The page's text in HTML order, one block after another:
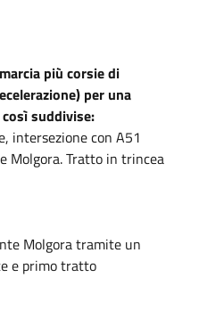
più corsie di
per una
suddivise:
intersezione con A51
Molgora. Tratto in trincea
Molgora tramite un
e primo tratto